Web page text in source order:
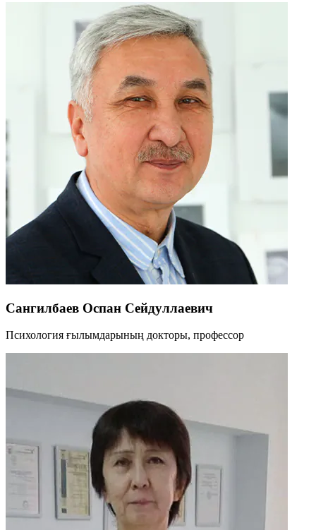
Сангилбаев Оспан Сейдуллаевич
Психология ғылымдарының докторы, профессор